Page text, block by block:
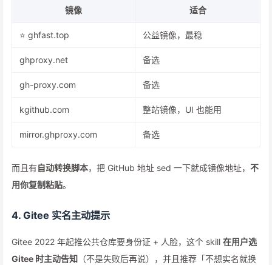
镜像 适合
⭐ ghfast.top 公益镜像，最稳
ghproxy.net 备选
gh-proxy.com 备选
kgithub.com 整站镜像，UI 也能用
mirror.ghproxy.com 备选
而且有自动转换脚本，把 GitHub 地址 sed 一下就成镜像地址， 不
用你复制粘贴。
4. Gitee 实名主动提示
Gitee 2022 年起推公共仓库要身份证 + 人脸，这个 skill 在用户选
Gitee 时主动告知 （不是失败后再说），并且推荐「不想实名就换